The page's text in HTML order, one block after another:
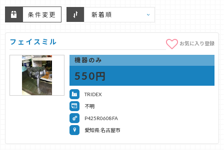
条件変更
フェイスミル お気に入り登録
機器のみ
550円
TRIDEX
不明
P425R0608FA
愛知県 名古屋市